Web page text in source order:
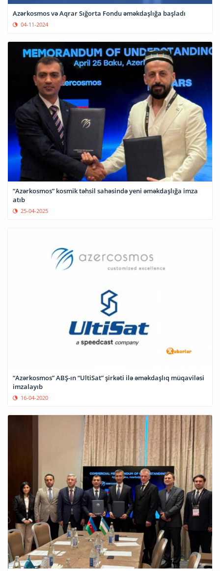
Azərkosmos və Aqrar Sığorta Fondu əməkdaşlığa başladı
04-11-2024
“Azərkosmos” kosmik təhsil sahəsində yeni əməkdaşlığa imza
atıb
25-04-2025
“Azərkosmos” ABŞ-ın “UltiSat” şirkəti ilə əməkdaşlıq müqaviləsi
imzalayıb
16-04-2020